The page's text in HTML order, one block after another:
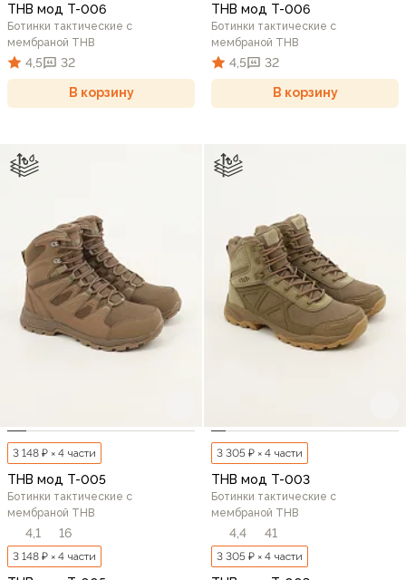
THB мод T-006
Ботинки тактические с
мембраной THB
4,5 32
В корзину
THB мод T-006
Ботинки тактические с
мембраной THB
4,5 32
В корзину
3 148 ₽ × 4 части
THB мод T-005
Ботинки тактические с
мембраной THB
4,1 16
3 148 ₽ × 4 части
3 305 ₽ × 4 части
THB мод T-003
Ботинки тактические с
мембраной THB
4,4 41
3 305 ₽ × 4 части